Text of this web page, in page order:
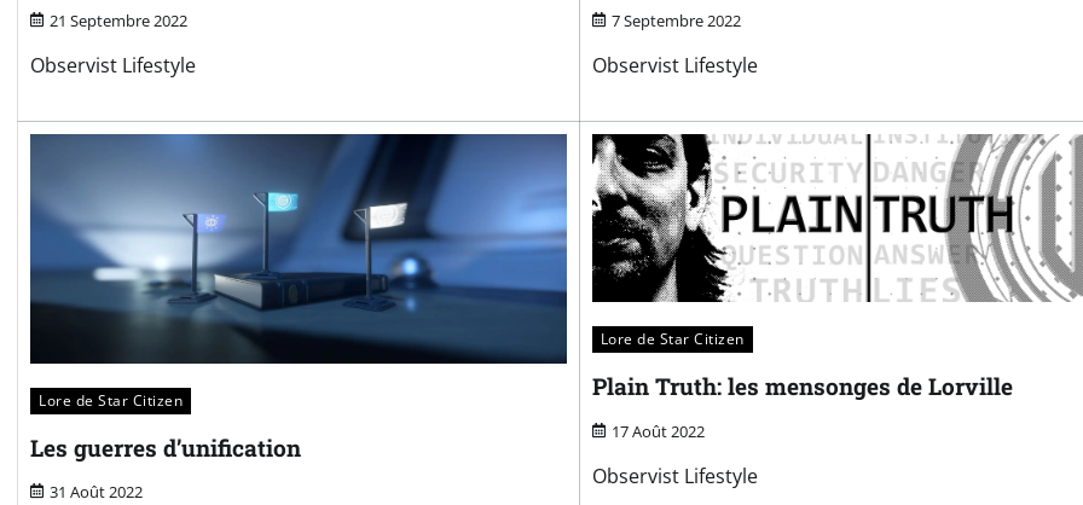
21 Septembre 2022
Observist Lifestyle
7 Septembre 2022
Observist Lifestyle
Lore de Star Citizen
Les guerres d’unification
31 Août 2022
Lore de Star Citizen
Plain Truth: les mensonges de Lorville
17 Août 2022
Observist Lifestyle